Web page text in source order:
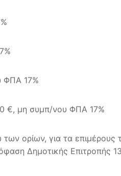
ΦΠΑ 17%
€, μη συμπ/νου ΦΠΑ 17%
των ορίων, για τα επιμέρους
Δημοτικής Επιτροπής